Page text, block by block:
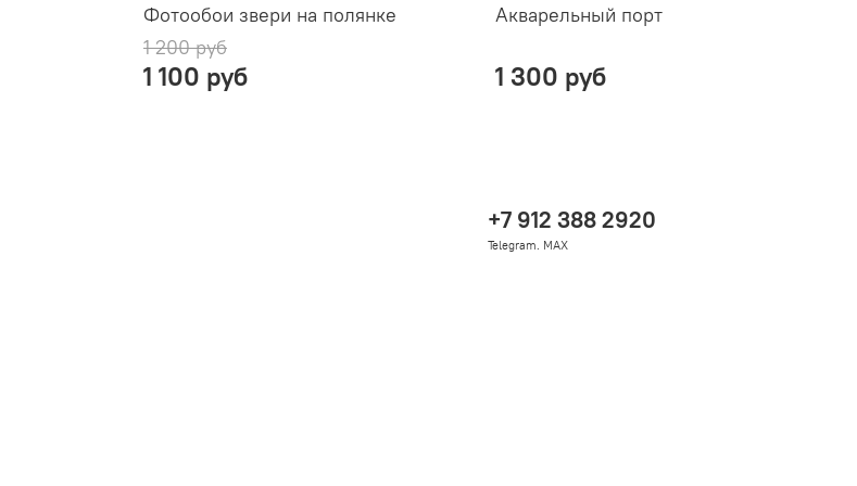
Фотообои звери на полянке
1 200 руб
1 100 руб
Акварельный порт
1 300 руб
+7 912 388 2920
Telegram. MAX